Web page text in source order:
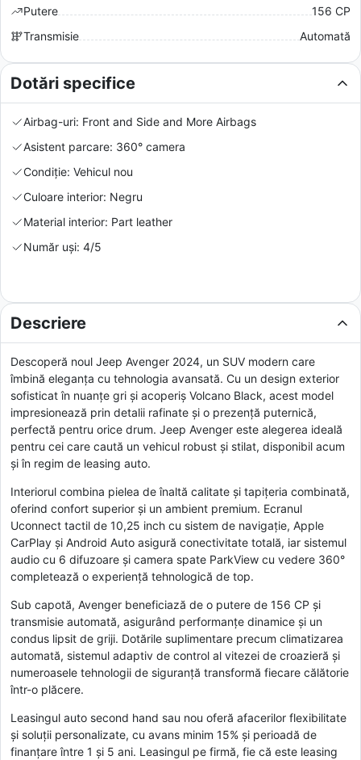
Putere
156 CP
Transmisie
Automată
Dotări specifice
Airbag-uri: Front and Side and More Airbags
Asistent parcare: 360° camera
Condiție: Vehicul nou
Culoare interior: Negru
Material interior: Part leather
Număr uși: 4/5
Descriere
Descoperă noul Jeep Avenger 2024, un SUV modern care
îmbină eleganța cu tehnologia avansată. Cu un design exterior
sofisticat în nuanțe gri și acoperiș Volcano Black, acest model
impresionează prin detalii rafinate și o prezență puternică,
perfectă pentru orice drum. Jeep Avenger este alegerea ideală
pentru cei care caută un vehicul robust și stilat, disponibil acum
și în regim de leasing auto.
Interiorul combina pielea de înaltă calitate și tapițeria combinată,
oferind confort superior și un ambient premium. Ecranul
Uconnect tactil de 10,25 inch cu sistem de navigație, Apple
CarPlay și Android Auto asigură conectivitate totală, iar sistemul
audio cu 6 difuzoare și camera spate ParkView cu vedere 360°
completează o experiență tehnologică de top.
Sub capotă, Avenger beneficiază de o putere de 156 CP și
transmisie automată, asigurând performanțe dinamice și un
condus lipsit de griji. Dotările suplimentare precum climatizarea
automată, sistemul adaptiv de control al vitezei de croazieră și
numeroasele tehnologii de siguranță transformă fiecare călătorie
într-o plăcere.
Leasingul auto second hand sau nou oferă afacerilor flexibilitate
și soluții personalizate, cu avans minim 15% și perioadă de
finanțare între 1 și 5 ani. Leasingul pe firmă, fie că este leasing